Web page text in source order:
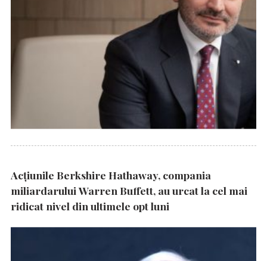
Acțiunile Berkshire Hathaway, compania
miliardarului Warren Buffett, au urcat la cel mai
ridicat nivel din ultimele opt luni